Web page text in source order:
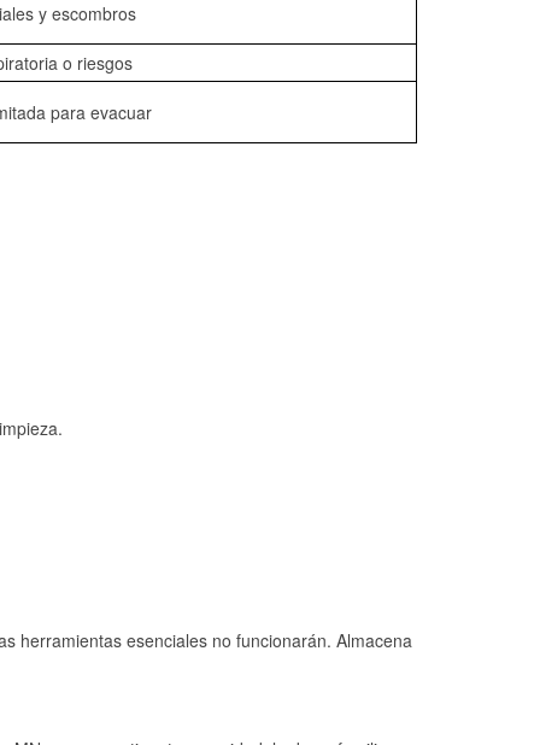
y escombros
o riesgos
para evacuar
herramientas esenciales no funcionarán. Almacena